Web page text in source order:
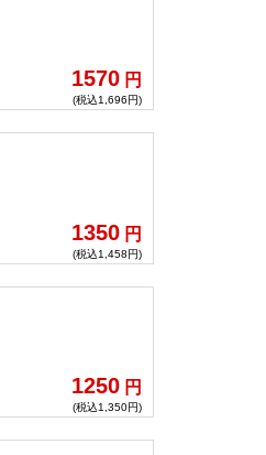
1570 円
(税込1,696円)
1350 円
(税込1,458円)
1250 円
(税込1,350円)